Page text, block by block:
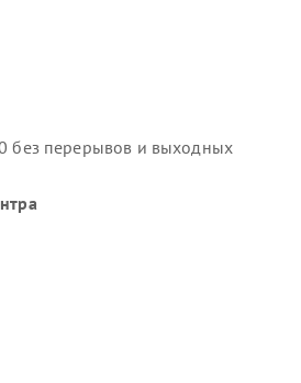
без перерывов и выходных